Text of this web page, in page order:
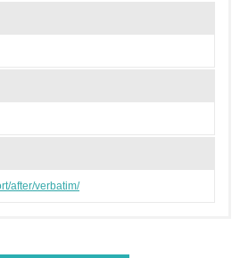
り組みを行っている
用量の把握をし、具体的な削
after/verbatim/